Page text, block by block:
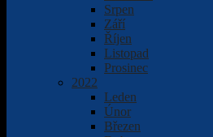
Srpen
Září
Říjen
Listopad
Prosinec
2022
Leden
Únor
Březen